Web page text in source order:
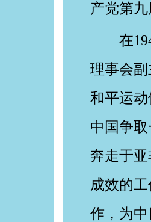
产党第
在
理事会
和平运
中国争
奔走于
成效的
作，为